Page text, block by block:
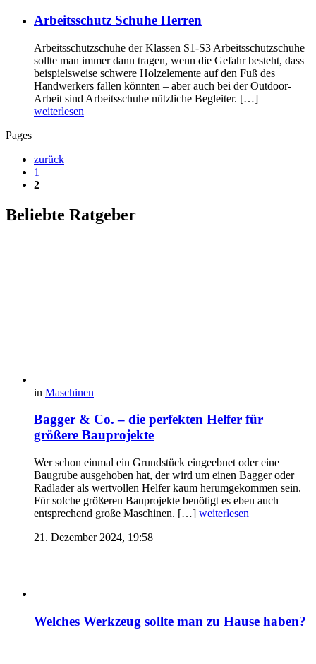
Arbeitsschutz Schuhe Herren
Arbeitsschutzschuhe der Klassen S1-S3 Arbeitsschutzschuhe
sollte man immer dann tragen, wenn die Gefahr besteht, dass
beispielsweise schwere Holzelemente auf den Fuß des
Handwerkers fallen könnten – aber auch bei der Outdoor-
Arbeit sind Arbeitsschuhe nützliche Begleiter. […]
weiterlesen
Pages
zurück
1
2
Beliebte Ratgeber
in Maschinen
Bagger & Co. – die perfekten Helfer für
größere Bauprojekte
Wer schon einmal ein Grundstück eingeebnet oder eine
Baugrube ausgehoben hat, der wird um einen Bagger oder
Radlader als wertvollen Helfer kaum herumgekommen sein.
Für solche größeren Bauprojekte benötigt es eben auch
entsprechend große Maschinen. […] weiterlesen
21. Dezember 2024, 19:58
Welches Werkzeug sollte man zu Hause haben?